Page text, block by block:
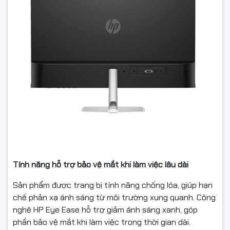
Tính năng hỗ trợ bảo vệ mắt khi làm việc lâu dài
Sản phẩm được trang bị tính năng chống lóa, giúp hạn
chế phản xạ ánh sáng từ môi trường xung quanh. Công
nghệ HP Eye Ease hỗ trợ giảm ánh sáng xanh, góp
phần bảo vệ mắt khi làm việc trong thời gian dài.